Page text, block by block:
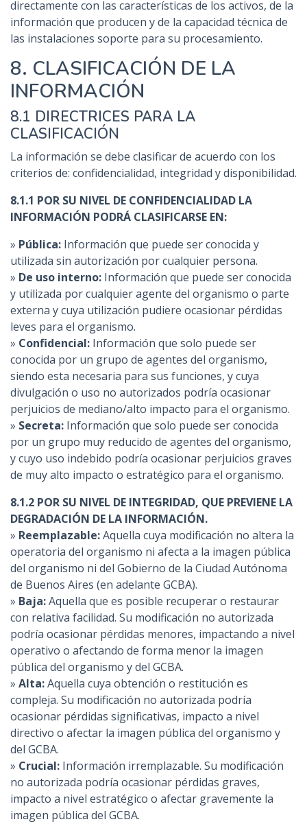
directamente con las características de los activos, de la
información que producen y de la capacidad técnica de
las instalaciones soporte para su procesamiento.
8. CLASIFICACIÓN DE LA
INFORMACIÓN
8.1 DIRECTRICES PARA LA
CLASIFICACIÓN
La información se debe clasificar de acuerdo con los
criterios de: confidencialidad, integridad y disponibilidad.
8.1.1 POR SU NIVEL DE CONFIDENCIALIDAD LA
INFORMACIÓN PODRÁ CLASIFICARSE EN:
» Pública: Información que puede ser conocida y
utilizada sin autorización por cualquier persona.
» De uso interno: Información que puede ser conocida
y utilizada por cualquier agente del organismo o parte
externa y cuya utilización pudiere ocasionar pérdidas
leves para el organismo.
» Confidencial: Información que solo puede ser
conocida por un grupo de agentes del organismo,
siendo esta necesaria para sus funciones, y cuya
divulgación o uso no autorizados podría ocasionar
perjuicios de mediano/alto impacto para el organismo.
» Secreta: Información que solo puede ser conocida
por un grupo muy reducido de agentes del organismo,
y cuyo uso indebido podría ocasionar perjuicios graves
de muy alto impacto o estratégico para el organismo.
8.1.2 POR SU NIVEL DE INTEGRIDAD, QUE PREVIENE LA
DEGRADACIÓN DE LA INFORMACIÓN.
» Reemplazable:Aquella cuya modificación no altera la
operatoria del organismo ni afecta a la imagen pública
del organismo ni del Gobierno de la Ciudad Autónoma
de Buenos Aires (en adelante GCBA).
» Baja:Aquella que es posible recuperar o restaurar
con relativa facilidad. Su modificación no autorizada
podría ocasionar pérdidas menores, impactando a nivel
operativo o afectando de forma menor la imagen
pública del organismo y del GCBA.
» Alta:Aquella cuya obtención o restitución es
compleja. Su modificación no autorizada podría
ocasionar pérdidas significativas, impacto a nivel
directivo o afectar la imagen pública del organismo y
del GCBA.
» Crucial: Información irremplazable. Su modificación
no autorizada podría ocasionar pérdidas graves,
impacto a nivel estratégico o afectar gravemente la
imagen pública del GCBA.